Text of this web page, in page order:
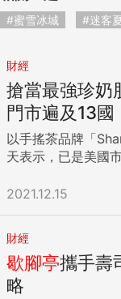
#蜜雪冰城 #迷客
財經
搶當最強珍奶
門市遍及13國
以手搖茶品牌「
天表示，已是美國
2021.12.15
財經
歇腳亭攜手壽
略